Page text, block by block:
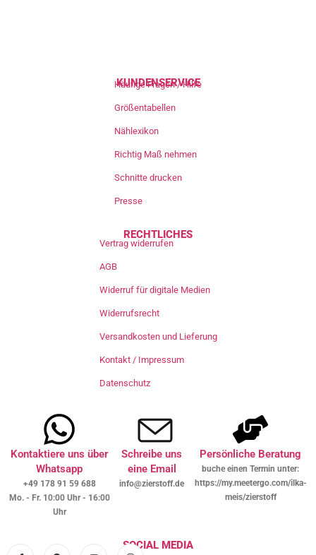
KUNDENSERVICE
Häufige Fragen / Hilfe
Größentabellen
Nählexikon
Richtig Maß nehmen
Schnitte drucken
Presse
RECHTLICHES
Vertrag widerrufen
AGB
Widerruf für digitale Medien
Widerrufsrecht
Versandkosten und Lieferung
Kontakt / Impressum
Datenschutz
Kontaktiere uns über
Whatsapp
+49 178 91 59 688
Mo. - Fr. 10:00 Uhr - 16:00
Uhr
Schreibe uns
eine Email
info@zierstoff.de
Persönliche Beratung
buche einen Termin unter:
https://my.meetergo.com/ilka-
meis/zierstoff
SOCIAL MEDIA